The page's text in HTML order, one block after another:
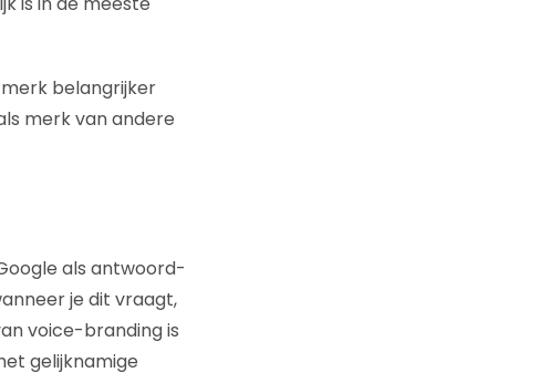
belangrijker
merk van andere
als antwoord-
je dit vraagt,
voice-branding is
gelijknamige